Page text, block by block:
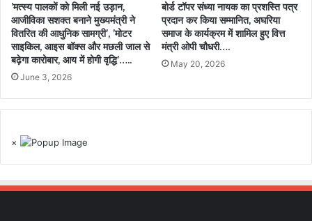
’मत्स्य पालकों को मिली नई उड़ान,
आजीविका सशक्त बनाने मुख्यमंत्री ने
वितरित की आधुनिक सामग्री’, ’मोटर
साइकिल, आइस बॉक्स और मछली जाल से
बढ़ेगा कारोबार, आय में होगी वृद्धि’…..
June 3, 2026
बोर्ड टॉपर संध्या नायक का प्रशस्ति पत्र
प्रदान कर किया सम्मानित, अघरिया
समाज के कार्यक्रम में शामिल हुए वित्त
मंत्री ओपी चौधरी….
May 20, 2026
×